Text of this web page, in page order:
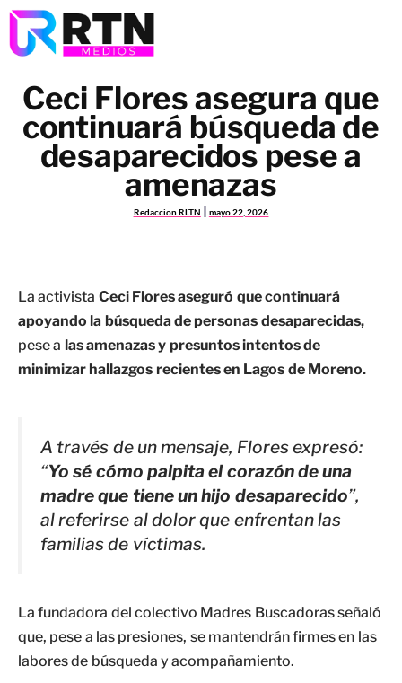
Ceci Flores asegura que
continuará búsqueda de
desaparecidos pese a
amenazas
Redaccion RLTN mayo 22, 2026
La activista Ceci Flores aseguró que continuará
apoyando la búsqueda de personas desaparecidas,
pese a las amenazas y presuntos intentos de
minimizar hallazgos recientes en Lagos de Moreno.
A través de un mensaje, Flores expresó:
“Yo sé cómo palpita el corazón de una
madre que tiene un hijo desaparecido”,
al referirse al dolor que enfrentan las
familias de víctimas.
La fundadora del colectivo Madres Buscadoras señaló
que, pese a las presiones, se mantendrán firmes en las
labores de búsqueda y acompañamiento.